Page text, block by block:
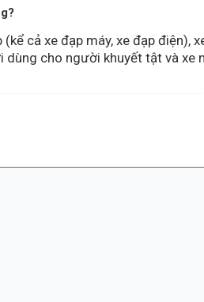
(kể cả xe đạp máy, xe đạp điện),
dùng cho người khuyết tật và xe